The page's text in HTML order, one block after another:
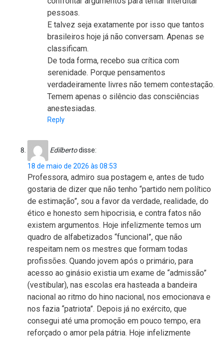
pessoas.
E talvez seja exatamente por isso que tantos
brasileiros hoje já não conversam. Apenas se
classificam.
De toda forma, recebo sua crítica com
serenidade. Porque pensamentos
verdadeiramente livres não temem contestação.
Temem apenas o silêncio das consciências
anestesiadas.
Reply
Edilbertodisse:
18 de maio de 2026 às 08:53
Professora, admiro sua postagem e, antes de tudo
gostaria de dizer que não tenho “partido nem político
de estimação”, sou a favor da verdade, realidade, do
ético e honesto sem hipocrisia, e contra fatos não
existem argumentos. Hoje infelizmente temos um
quadro de alfabetizados “funcional”, que não
respeitam nem os mestres que formam todas
profissões. Quando jovem após o primário, para
acesso ao ginásio existia um exame de “admissão”
(vestibular), nas escolas era hasteada a bandeira
nacional ao ritmo do hino nacional, nos emocionava e
nos fazia “patriota”. Depois já no exército, que
consegui até uma promoção em pouco tempo, era
reforçado o amor pela pátria. Hoje infelizmente